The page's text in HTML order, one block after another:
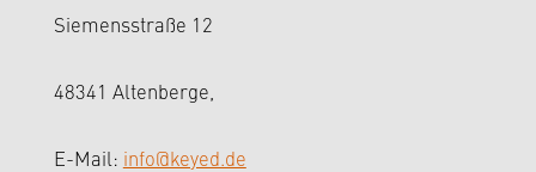
Siemensstraße 12
48341 Altenberge,
E-Mail: info@keyed.de